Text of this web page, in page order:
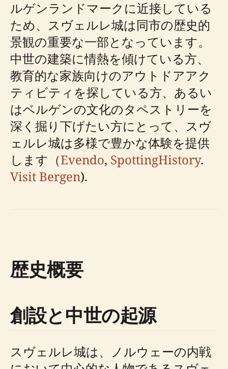
ルゲンランドマークに近接している
ため、スヴェルレ城は同市の歴史的
景観の重要な一部となっています。
中世の建築に情熱を傾けている方、
教育的な家族向けのアウトドアアク
ティビティを探している方、あるい
はベルゲンの文化のタペストリーを
深く掘り下げたい方にとって、スヴ
ェルレ城は多様で豊かな体験を提供
します（Evendo, SpottingHistory.
Visit Bergen).
歴史概要
創設と中世の起源
スヴェルレ城は、ノルウェーの内戦